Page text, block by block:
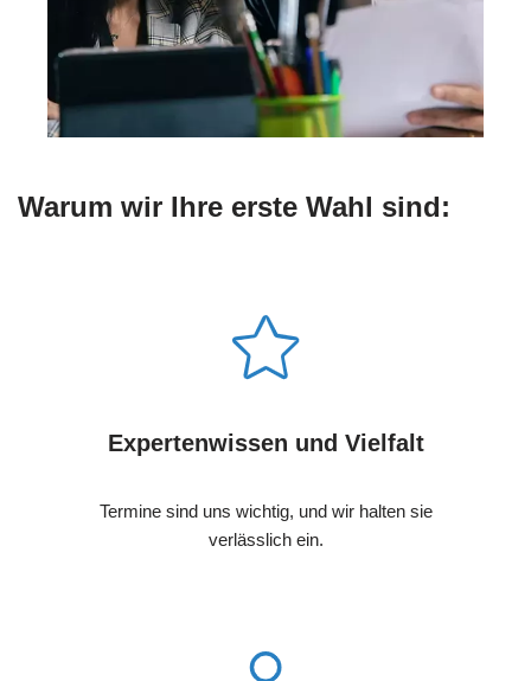
Warum wir Ihre erste Wahl sind:
Expertenwissen und Vielfalt
Termine sind uns wichtig, und wir halten sie
verlässlich ein.